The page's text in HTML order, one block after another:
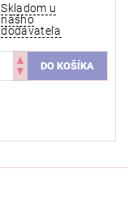
Skladom u
nášho
dodávateľa